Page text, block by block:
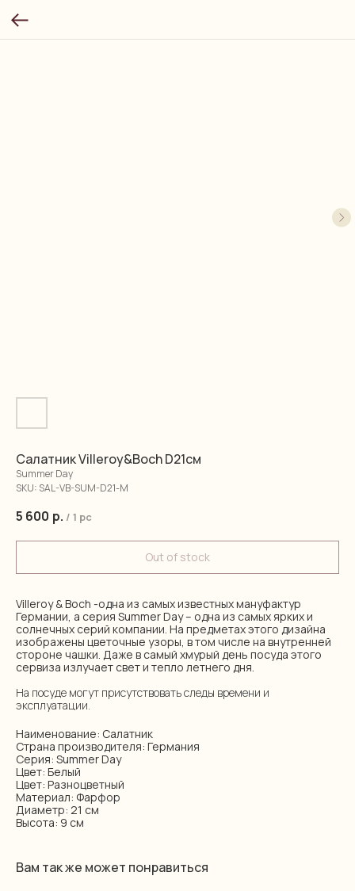
Салатник Villeroy&Boch D21см
Summer Day
SKU: SAL-VB-SUM-D21-M
5 600 р. / 1 pc
Out of stock
Villeroy & Boch -одна из самых известных мануфактур
Германии, а серия Summer Day – одна из самых ярких и
солнечных серий компании. На предметах этого дизайна
изображены цветочные узоры, в том числе на внутренней
стороне чашки. Даже в самый хмурый день посуда этого
сервиза излучает свет и тепло летнего дня.
На посуде могут присутствовать следы времени и
эксплуатации.
Наименование: Салатник
Страна производителя: Германия
Серия: Summer Day
Цвет: Белый
Цвет: Разноцветный
Материал: Фарфор
Диаметр: 21 см
Высота: 9 см
Вам так же может понравиться